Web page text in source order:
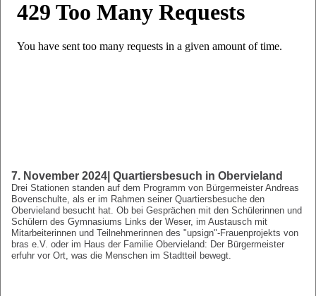
7. November 2024| Quartiersbesuch in Obervieland
Drei Stationen standen auf dem Programm von Bürgermeister Andreas
Bovenschulte, als er im Rahmen seiner Quartiersbesuche den
Obervieland besucht hat. Ob bei Gesprächen mit den Schülerinnen und
Schülern des Gymnasiums Links der Weser, im Austausch mit
Mitarbeiterinnen und Teilnehmerinnen des "upsign"-Frauenprojekts von
bras e.V. oder im Haus der Familie Obervieland: Der Bürgermeister
erfuhr vor Ort, was die Menschen im Stadtteil bewegt.